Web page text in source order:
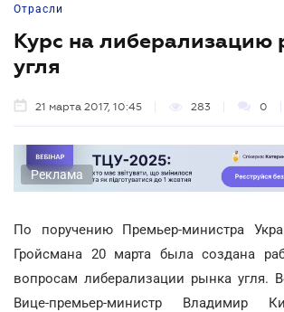
Отрасли
Курс на либерализацию
угля
21 марта 2017, 10:45 283 0
Реклама
По поручению Премьер-министра
Гройсмана 20 марта была создана
вопросам либерализации рынка угля.
Вице-премьер-министр Владимир